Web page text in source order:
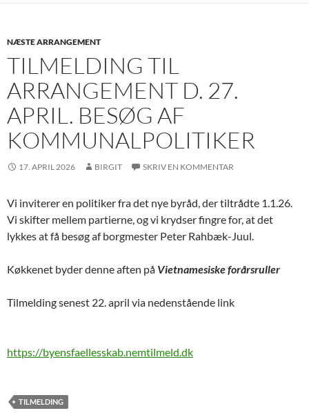
NÆSTE ARRANGEMENT
TILMELDING TIL
ARRANGEMENT D. 27.
APRIL. BESØG AF
KOMMUNALPOLITIKER
17. APRIL 2026 BIRGIT SKRIV EN KOMMENTAR
Vi inviterer en politiker fra det nye byråd, der tiltrådte 1.1.26.
Vi skifter mellem partierne, og vi krydser fingre for, at det
lykkes at få besøg af borgmester Peter Rahbæk-Juul.
Køkkenet byder denne aften på Vietnamesiske forårsruller
Tilmelding senest 22. april via nedenstående link
https://byensfaellesskab.nemtilmeld.dk
TILMELDING